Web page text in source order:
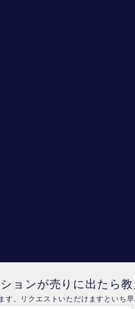
ョンが売りに出たら教
す。リクエストいただけますといち